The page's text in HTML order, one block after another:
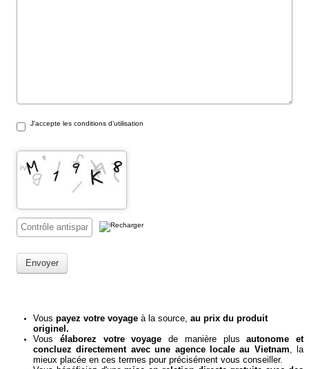
J’accepte les conditions d’utilisation
Envoyer
Vous payez votre voyage à la source, au prix du produit
originel.
Vous élaborez votre voyage de manière plusautonome et
concluez directement avec une agence locale au Vietnam , la
mieux placée en ces termes pour précisément vous conseiller.